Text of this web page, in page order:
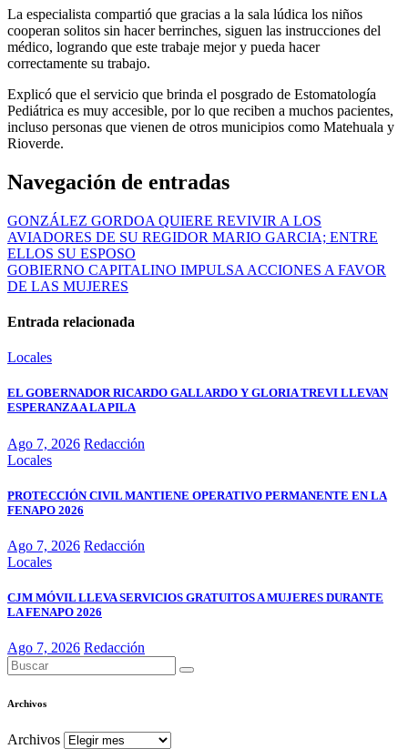
La especialista compartió que gracias a la sala lúdica los niños
cooperan solitos sin hacer berrinches, siguen las instrucciones del
médico, logrando que este trabaje mejor y pueda hacer
correctamente su trabajo.
Explicó que el servicio que brinda el posgrado de Estomatología
Pediátrica es muy accesible, por lo que reciben a muchos pacientes,
incluso personas que vienen de otros municipios como Matehuala y
Rioverde.
Navegación de entradas
GONZÁLEZ GORDOA QUIERE REVIVIR A LOS
AVIADORES DE SU REGIDOR MARIO GARCIA; ENTRE
ELLOS SU ESPOSO
GOBIERNO CAPITALINO IMPULSA ACCIONES A FAVOR
DE LAS MUJERES
Entrada relacionada
Locales
EL GOBERNADOR RICARDO GALLARDO Y GLORIA TREVI LLEVAN
ESPERANZA A LA PILA
Ago 7, 2026 Redacción
Locales
PROTECCIÓN CIVIL MANTIENE OPERATIVO PERMANENTE EN LA
FENAPO 2026
Ago 7, 2026 Redacción
Locales
CJM MÓVIL LLEVA SERVICIOS GRATUITOS A MUJERES DURANTE
LA FENAPO 2026
Ago 7, 2026 Redacción
Archivos
Archivos